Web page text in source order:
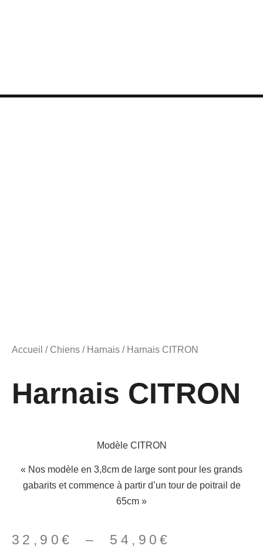
Accueil / Chiens / Harnais / Harnais CITRON
Harnais CITRON
Modèle CITRON
« Nos modèle en 3,8cm de large sont pour les grands
gabarits et commence à partir d’un tour de poitrail de
65cm »
32,90 € – 54,90€